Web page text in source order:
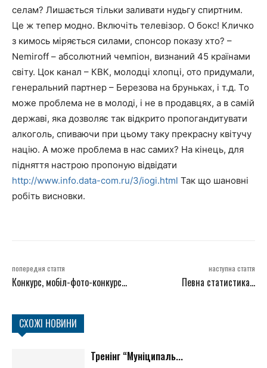
селам? Лишається тільки заливати нудьгу спиртним.
Це ж тепер модно. Включіть телевізор. О бокс! Кличко
з кимось міряється силами, спонсор показу хто? –
Nemiroff – абсолютний чемпіон, визнаний 45 країнами
світу. Цок канал – КВК, молодці хлопці, ото придумали,
генеральний партнер – Березова на бруньках, і т.д. То
може проблема не в молоді, і не в продавцях, а в самій
державі, яка дозволяє так відкрито пропогандитувати
алкоголь, спиваючи при цьому таку прекрасну квітучу
націю. А може проблема в нас самих? На кінець, для
підняття настрою пропоную відвідати
http://www.info.data-com.ru/3/iogi.html Так що шановні
робіть висновки.
попередня стаття
Конкурс, мобіл-фото-конкурс…
наступна стаття
Певна статистика…
СХОЖІ НОВИНИ
Тренінг “Муніципаль...